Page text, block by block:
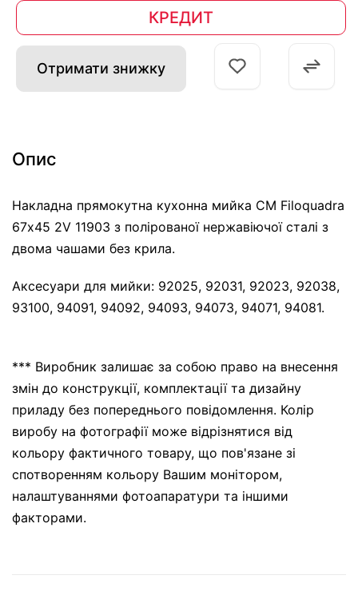
КРЕДИТ
Отримати знижку
Опис
Накладна прямокутна кухонна мийка CM Filoquadra
67х45 2V 11903 з полірованої нержавіючої сталі з
двома чашами без крила.
Аксесуари для мийки: 92025, 92031, 92023, 92038,
93100, 94091, 94092, 94093, 94073, 94071, 94081.
*** Виробник залишає за собою право на внесення
змін до конструкції, комплектації та дизайну
приладу без попереднього повідомлення. Колір
виробу на фотографії може відрізнятися від
кольору фактичного товару, що пов'язане зі
спотворенням кольору Вашим монітором,
налаштуваннями фотоапаратури та іншими
факторами.